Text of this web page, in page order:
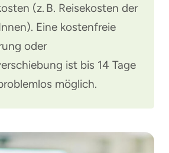
(z. B. Reisekosten der
Eine kostenfreie
oder
ist bis 14 Tage
möglich.